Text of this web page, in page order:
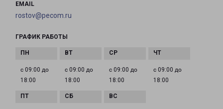
EMAIL
rostov@pecom.ru
ГРАФИК РАБОТЫ
с 09:00 до
18:00
с 09:00 до
18:00
с 09:00 до
18:00
с 09:00 до
18:00